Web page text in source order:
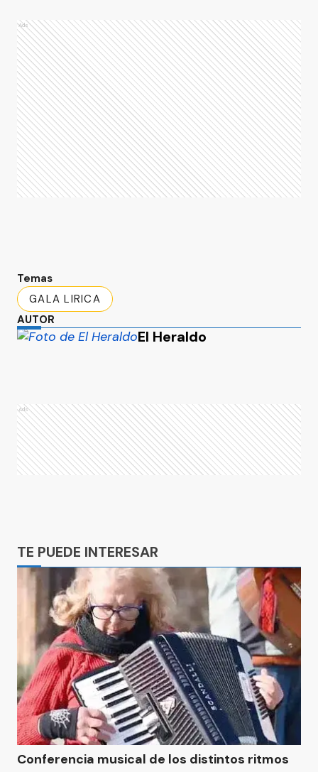
Ads
Temas
GALA LIRICA
AUTOR
El Heraldo
Ads
TE PUEDE INTERESAR
Conferencia musical de los distintos ritmos